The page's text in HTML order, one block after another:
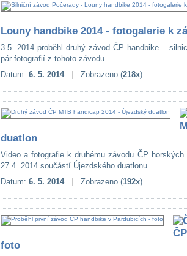
Louny handbike 2014 - fotogalerie k
3.5. 2014 proběhl druhý závod ČP handbike –
pár fotografií z tohoto závodu ...
Datum: 6. 5. 2014 Zobrazeno (218x)
duatlon
Video a fotografie k druhému závodu ČP
27.4. 2014 součástí Újezdského duatlonu ...
Datum: 6. 5. 2014 Zobrazeno (192x)
foto